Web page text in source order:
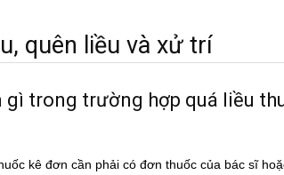
quên liều và xử trí
gì trong trường hợp quá liều
kê đơn cần phải có đơn thuốc của bác sĩ